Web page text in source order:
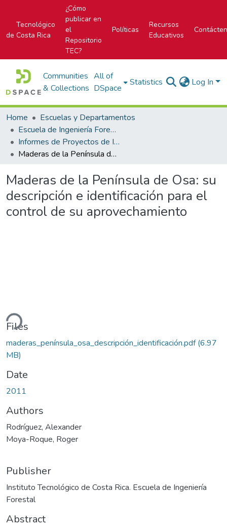
Tecnológico
de Costa Rica
¿Cómo
publicar en
el
Repositorio
TEC?
Políticas
Recursos
Educativos
Communities
& Collections
All of
DSpace
Statistics Log In
Home
Escuelas y Departamentos
Escuela de Ingeniería Forestal
Informes de Proyectos de Investigación
Maderas de la Península de Osa: su descripción e identificación para el control de su aprovechamiento
Maderas de la Península de Osa: su
descripción e identificación para el
control de su aprovechamiento
Files
maderas_península_osa_descripción_identificación.pdf(6.97
MB)
Date
2011
Authors
Rodríguez, Alexander
Moya-Roque, Roger
Publisher
Instituto Tecnológico de Costa Rica. Escuela de Ingeniería
Forestal
Abstract